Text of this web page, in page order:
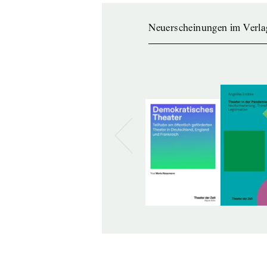
Neuerscheinungen im